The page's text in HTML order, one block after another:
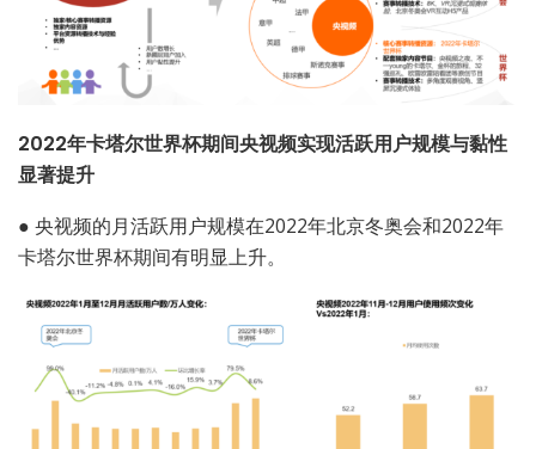
2022年卡塔尔世界杯期间央视频实现活跃用户规模与黏性
显著提升
● 央视频的月活跃用户规模在2022年北京冬奥会和2022年
卡塔尔世界杯期间有明显上升。